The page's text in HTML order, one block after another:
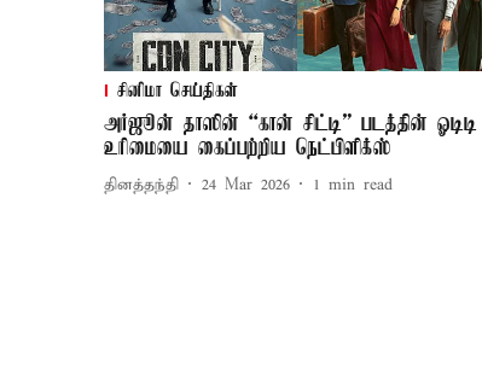
சினிமா செய்திகள்
அர்ஜூன் தாஸின் “கான் சிட்டி” படத்தின் ஓடிடி
உரிமையை கைப்பற்றிய நெட்பிளிக்ஸ்
தினத்தந்தி 24 Mar 2026 1 min read